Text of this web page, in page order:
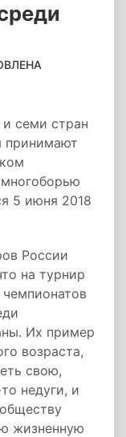
семи стран
принимают
5 июня 2018
России
на турнир
Их пример
возраста,
свою,
недуги, и
жизненную